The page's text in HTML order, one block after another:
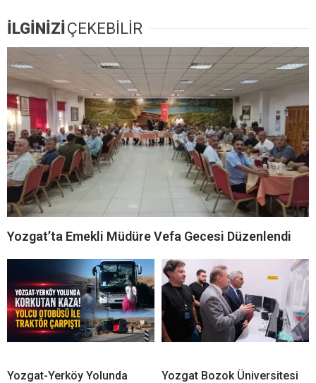
İLGİNİZİÇEKEBİLİR
Yozgat’ta Emekli Müdüre Vefa Gecesi Düzenlendi
Yozgat-Yerköy Yolunda
Yozgat Bozok Üniversitesi